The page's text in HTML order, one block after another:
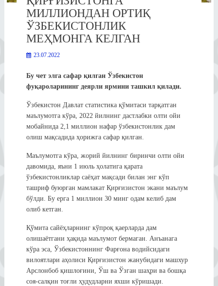
МИЛЛИОНДАН ОРТИҚ
ЎЗБЕКИСТОНЛИК
МЕҲМОНГА КЕЛГАН
23.07.2022
Бу чет элга сафар қилган Ўзбекистон
фуқароларининг деярли ярмини ташкил қилади.
Ўзбекистон Давлат статистика қўмитаси тарқатган
маълумотга кўра, 2022 йилнинг дастлабки олти ойи
мобайнида 2,1 миллион нафар ўзбекистонлик дам
олиш мақсадида ҳорижга сафар қилган.
Маълумотга кўра, жорий йилнинг биринчи олти ойи
давомида, яъни 1 июль ҳолатига қарата
ўзбекистонликлар саёҳат мақсади билан энг кўп
ташриф буюрган мамлакат Қирғизистон экани маълум
бўлди. Бу ерга 1 миллион 30 минг одам келиб дам
олиб кетган.
Қўмита сайёҳларнинг кўпроқ қаерларда дам
олишаётгани ҳақида маълумот бермаган. Анъанага
кўра эса, Ўзбекистоннинг Фарғона водийсидаги
вилоятлари аҳолиси Қирғизистон жанубидаги машхур
Арслонбоб қишлоғини, Ўш ва Ўзган шаҳри ва бошқа
соя-салқин тоғли ҳудудларни яхши кўришади.